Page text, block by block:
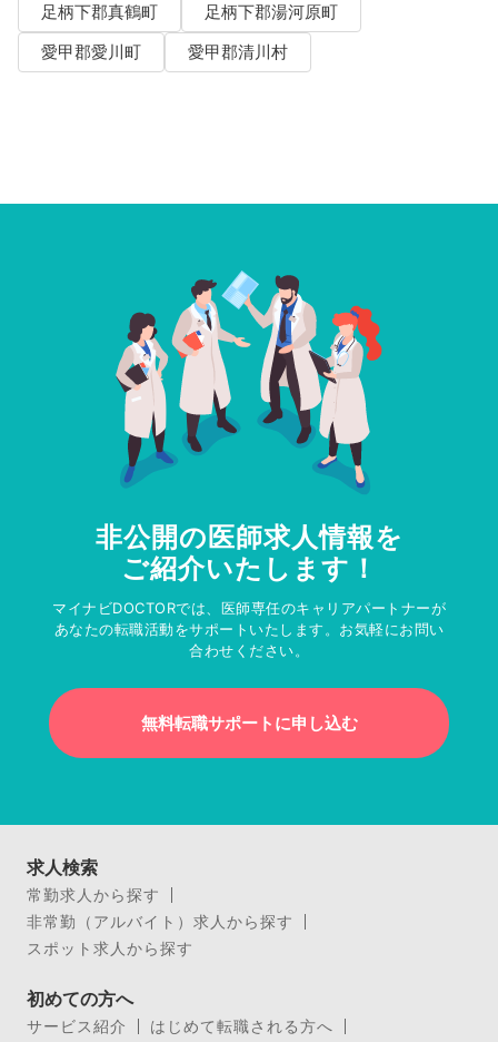
足柄下郡真鶴町
足柄下郡湯河原町
愛甲郡愛川町
愛甲郡清川村
非公開の医師求人情報を
ご紹介いたします！
マイナビDOCTORでは、医師専任のキャリアパートナーが
あなたの転職活動をサポートいたします。お気軽にお問い
合わせください。
無料転職サポートに申し込む
求人検索
常勤求人から探す
非常勤（アルバイト）求人から探す
スポット求人から探す
初めての方へ
サービス紹介
はじめて転職される方へ